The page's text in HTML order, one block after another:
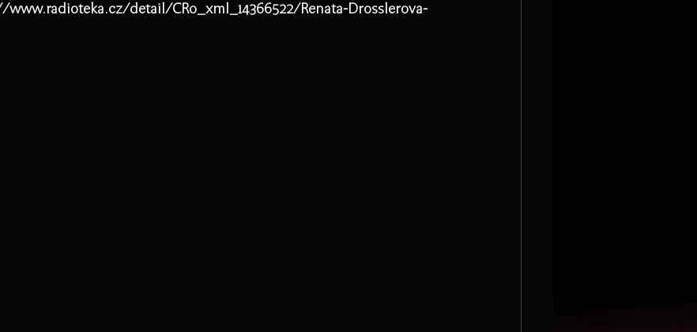
detail/CRo_xml_14366522/Renata-Drosslerova-